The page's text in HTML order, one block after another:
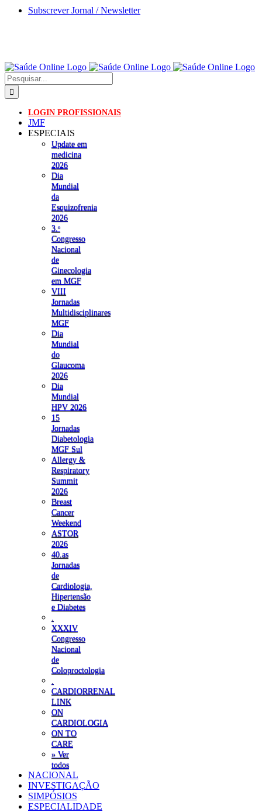
Skip
Subscrever Jornal / Newsletter
Pesquisar
LOGIN PROFISSIONAIS
JMF
ESPECIAIS
Update em
medicina
2026
Dia
Mundial
da
Esquizofrenia
2026
3.ᵒ
Congresso
Nacional
de
Ginecologia
em MGF
VIII
Jornadas
Multidisciplinares
MGF
Dia
Mundial
do
Glaucoma
2026
Dia
Mundial
HPV 2026
15
Jornadas
Diabetologia
MGF Sul
Allergy &
Respiratory
Summit
2026
Breast
Cancer
Weekend
ASTOR
2026
40.as
Jornadas
de
Cardiologia,
Hipertensão
e Diabetes
XXXIV
Congresso
Nacional
de
Coloproctologia
CARDIORRENAL
LINK
ON
CARDIOLOGIA
ON TO
CARE
» Ver
todos
NACIONAL
INVESTIGAÇÃO
SIMPÓSIOS
ESPECIALIDADE